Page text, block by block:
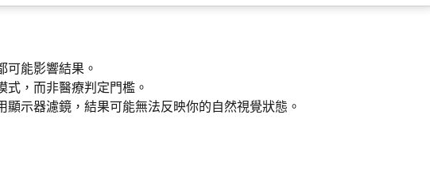
可能影響結果。
式，而非醫療判定門檻。
顯示器濾鏡，結果可能無法反映你的自然視覺狀態。